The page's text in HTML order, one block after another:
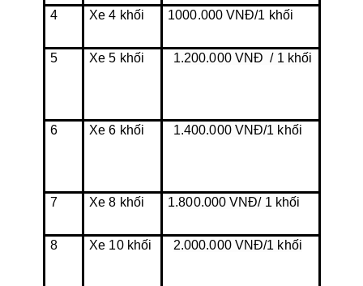
4 Xe 4 khối 1000.000 VNĐ/1 khối
5 Xe 5 khối 1.200.000 VNĐ  / 1 khối
6 Xe 6 khối 1.400.000 VNĐ/1 khối
7 Xe 8 khối 1.800.000 VNĐ/ 1 khối
8 Xe 10 khối 2.000.000 VNĐ/1 khối